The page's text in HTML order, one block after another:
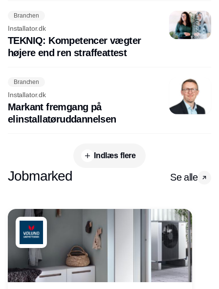
Branchen
Installator.dk
TEKNIQ: Kompetencer vægter
højere end ren straffeattest
Branchen
Installator.dk
Markant fremgang på
elinstallatøruddannelsen
Indlæs flere
Jobmarked Se alle